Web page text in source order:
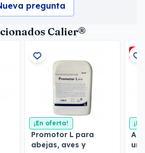
pregunta
Calier®
¡En oferta!
Promotor L para
abejas, aves y
-